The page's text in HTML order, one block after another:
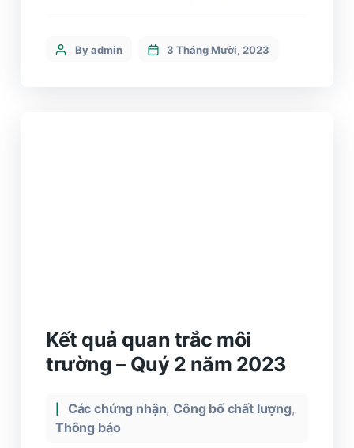
By admin 3 Tháng Mười, 2023
Kết quả quan trắc môi
trường – Quý 2 năm 2023
Các chứng nhận, Công bố chất lượng,
Thông báo